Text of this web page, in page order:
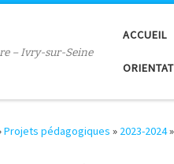
– Ivry-sur-Seine
ACCUEIL
Projets pédagogiques » 2023-2024»